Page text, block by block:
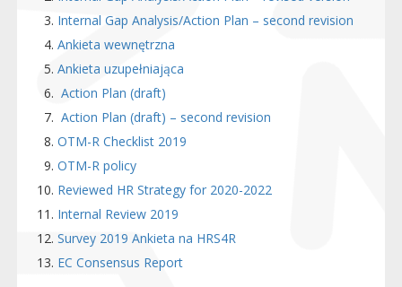
Internal Gap Analysis/Action Plan – second revision
Ankieta wewnętrzna
Ankieta uzupełniająca
Action Plan (draft)
Action Plan (draft) – second revision
OTM-R Checklist 2019
OTM-R policy
Reviewed HR Strategy for 2020-2022
Internal Review 2019
Survey 2019 Ankieta na HRS4R
EC Consensus Report